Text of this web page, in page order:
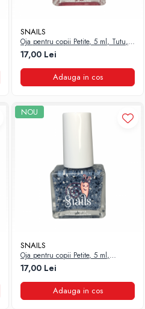
SNAILS
Oja pentru copii Petite, 5 ml, Tutu,
Snails
17,00 Lei
Adauga in cos
NOU
SNAILS
Oja pentru copii Petite, 5 ml,
Confetti, Snails
17,00 Lei
Adauga in cos